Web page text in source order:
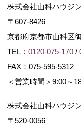
株式会社山科ハウジ
〒607-8426
京都府京都市山科区
TEL： 0120-075-170 /
FAX：075-595-5312
＜営業時間＞9:00～
株式会社山科ハウジ
〒520-0056